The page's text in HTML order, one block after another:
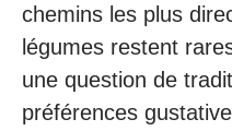
chemins les plus
légumes restent
une question de
préférences